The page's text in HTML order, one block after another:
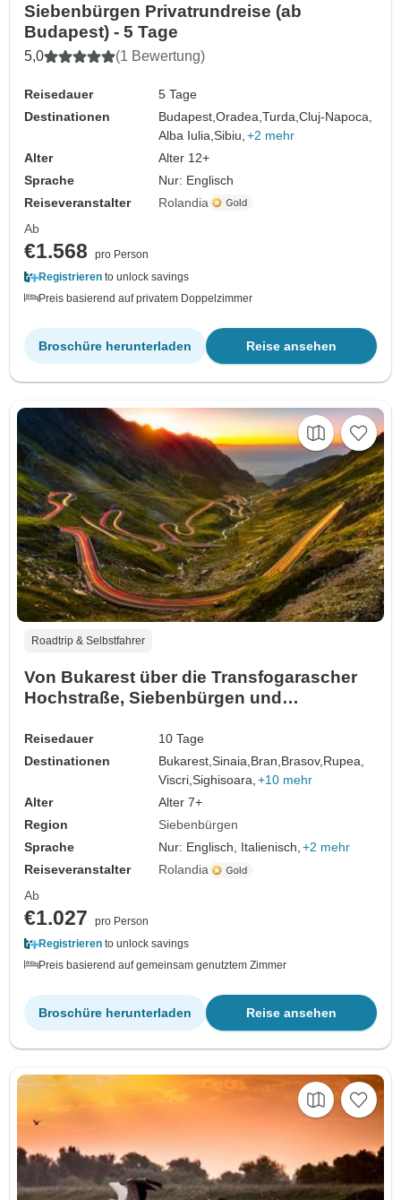
Siebenbürgen Privatrundreise (ab
Budapest) - 5 Tage
5,0 (1 Bewertung)
Reisedauer
5 Tage
Destinationen
Budapest,Oradea,Turda,Cluj-Napoca,
Alba Iulia,Sibiu, +2 mehr
Alter
Alter 12+
Sprache
Nur: Englisch
Reiseveranstalter
Rolandia
Ab
€1.568
pro Person
Registrieren to unlock savings
Preis basierend auf privatem Doppelzimmer
Reise ansehen
Broschüre herunterladen
Roadtrip & Selbstfahrer
Von Bukarest über die Transfogarascher
Hochstraße, Siebenbürgen und
Reisedauer
10 Tage
Destinationen
Bukarest,Sinaia, Bran, Brasov, Rupea,
Viscri,Sighisoara, +10 mehr
Alter
Alter 7+
Region
Siebenbürgen
Sprache
Nur: Englisch, Italienisch, +2 mehr
Reiseveranstalter
Rolandia
Ab
€1.027
pro Person
Registrieren to unlock savings
Preis basierend auf gemeinsam genutztem Zimmer
Reise ansehen
Broschüre herunterladen